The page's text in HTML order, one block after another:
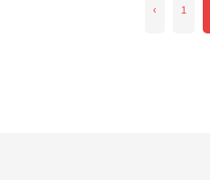
‹ 1